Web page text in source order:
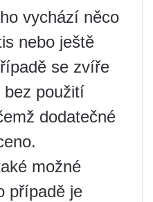
vychází něco
nebo ještě
se zvíře
bez použití
dodatečné
možné
případě je